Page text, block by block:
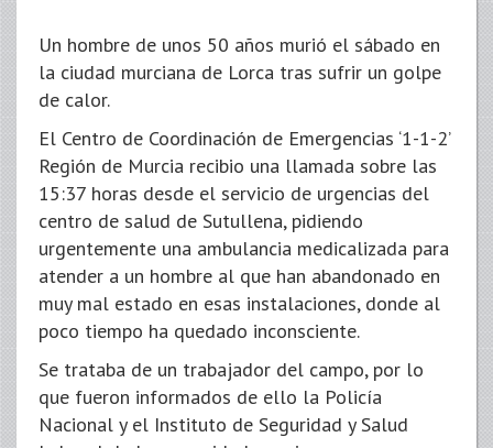
Un hombre de unos 50 años murió el sábado en
la ciudad murciana de Lorca tras sufrir un golpe
de calor.
El Centro de Coordinación de Emergencias ‘1-1-2’
Región de Murcia recibio una llamada sobre las
15:37 horas desde el servicio de urgencias del
centro de salud de Sutullena, pidiendo
urgentemente una ambulancia medicalizada para
atender a un hombre al que han abandonado en
muy mal estado en esas instalaciones, donde al
poco tiempo ha quedado inconsciente.
Se trataba de un trabajador del campo, por lo
que fueron informados de ello la Policía
Nacional y el Instituto de Seguridad y Salud